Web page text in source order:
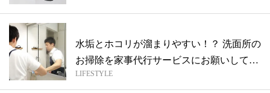
水垢とホコリが溜まりやすい！？ 洗面所の
お掃除を家事代行サービスにお願いして
み...
LIFESTYLE